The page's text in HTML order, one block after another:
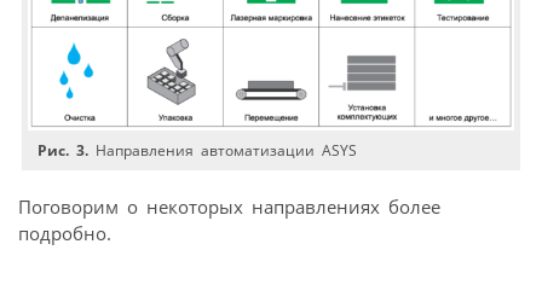
Рис. 3. Направления автоматизации ASYS
Поговорим о некоторых направлениях более
подробно.